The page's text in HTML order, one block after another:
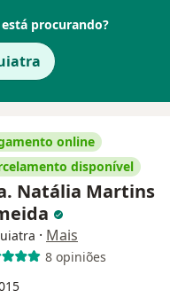
procurando?
online
disponível
Natália Martins
· Mais
8 opiniões